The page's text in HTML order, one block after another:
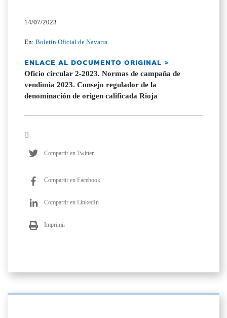
14/07/2023
En:Boletín Oficial de Navarra
ENLACE AL DOCUMENTO ORIGINAL >
Oficio circular 2-2023. Normas de campaña de
vendimia 2023. Consejo regulador de la
denominación de origen calificada Rioja
Compartir en Twitter
Compartir en Facebook
Compartir en LinkedIn
Imprimir